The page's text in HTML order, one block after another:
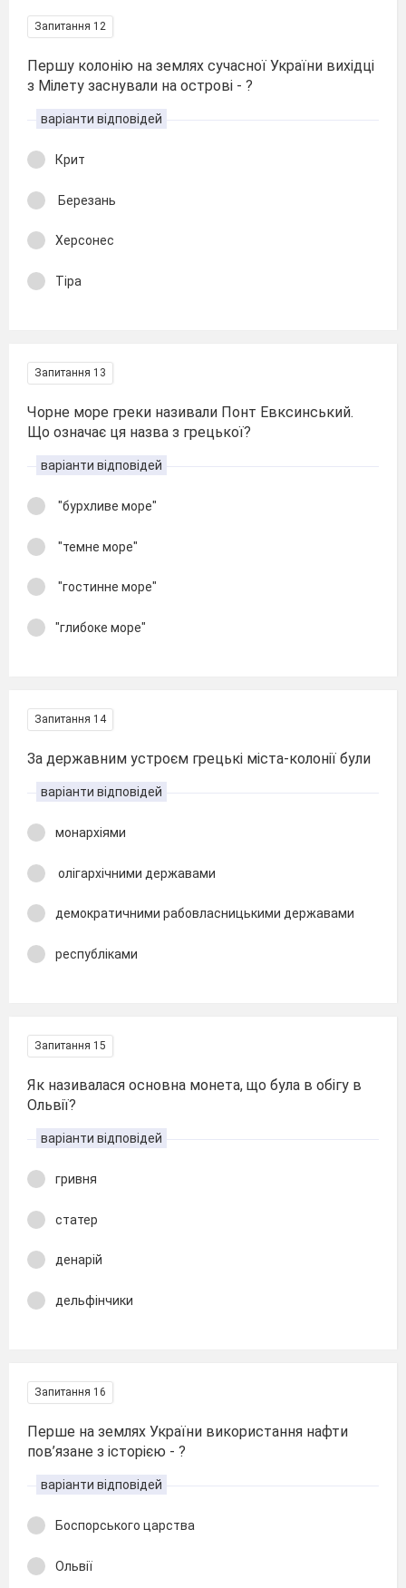
Запитання 12
Першу колонію на землях сучасної України вихідці
з Мілету заснували на острові - ?
варіанти відповідей
Крит
Березань
Херсонес
Тіра
Запитання 13
Чорне море греки називали Понт Евксинський.
Що означає ця назва з грецької?
варіанти відповідей
"бурхливе море"
"темне море"
"гостинне море"
"глибоке море"
Запитання 14
За державним устроєм грецькі міста-колонії були
варіанти відповідей
монархіями
олігархічними державами
демократичними рабовласницькими державами
республіками
Запитання 15
Як називалася основна монета, що була в обігу в
Ольвії?
варіанти відповідей
гривня
статер
денарій
дельфінчики
Запитання 16
Перше на землях України використання нафти
пов’язане з історією - ?
варіанти відповідей
Боспорського царства
Ольвії